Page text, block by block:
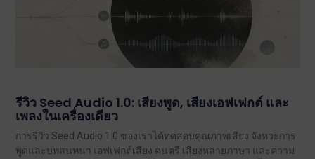
รีวิว Seed Audio 1.0: เสียงพูด, เสียงเอฟเฟกต์ และ
เพลงในเครื่องเดียว
การรีวิว Seed Audio 1.0 ของเราได้ทดสอบคุณภาพเสียง จังหวะการ
พูดและบทสนทนา เอฟเฟกต์เสียง ดนตรี เสียงหลายภาษา และความ